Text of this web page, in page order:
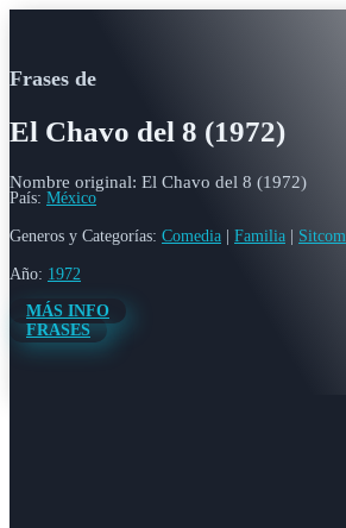
Frases de
El Chavo del 8 (1972)
Nombre original: El Chavo del 8 (1972)
País: México
Generos y Categorías: Comedia Familia Sitcom
Año: 1972
MÁS INFO
FRASES